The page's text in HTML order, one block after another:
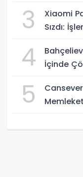
3
Xiaomi
Sızdı:
4
İçinde
5